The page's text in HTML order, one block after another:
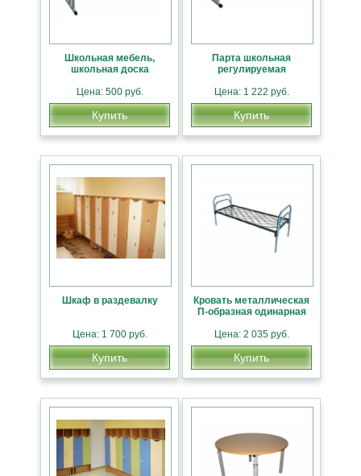
Школьная мебель,
школьная доска
Цена: 500 руб.
Купить
Парта школьная
регулируемая
Цена: 1 222 руб.
Купить
Шкаф в раздевалку
Цена: 1 700 руб.
Купить
Кровать металлическая
П-образная одинарная
Цена: 2 035 руб.
Купить